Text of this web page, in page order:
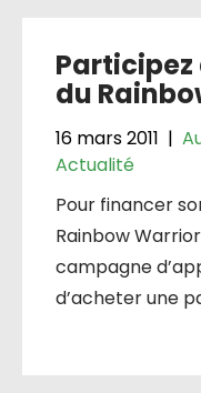
du
16 mars 2011 |
Actualité
Pour financer
Rainbow
campagne
d’acheter une